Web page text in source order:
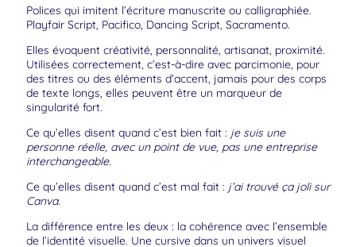
Polices qui imitent l’écriture manuscrite ou calligraphiée.
Playfair Script, Pacifico, Dancing Script, Sacramento.
Elles évoquent créativité, personnalité, artisanat, proximité.
Utilisées correctement, c’est-à-dire avec parcimonie, pour
des titres ou des éléments d’accent, jamais pour des corps
de texte longs, elles peuvent être un marqueur de
singularité fort.
Ce qu’elles disent quand c’est bien fait : je suis une
personne réelle, avec un point de vue, pas une entreprise
interchangeable.
Ce qu’elles disent quand c’est mal fait : j’ai trouvé ça joli sur
Canva.
La différence entre les deux : la cohérence avec l’ensemble
de l’identité visuelle. Une cursive dans un univers visuel